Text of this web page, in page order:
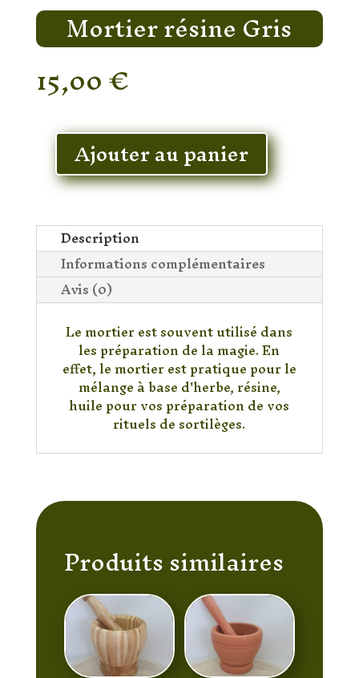
Mortier résine Gris
15,00€
En stock
quantité
Mortier
Gris
Ajouter au panier
Description
Informations complémentaires
Avis (0)
Le mortier est souvent utilisé dans
les préparation de la magie. En
effet, le mortier est pratique pour le
mélange à base d'herbe, résine,
huile pour vos préparation de vos
rituels de sortilèges.
Produits similaires